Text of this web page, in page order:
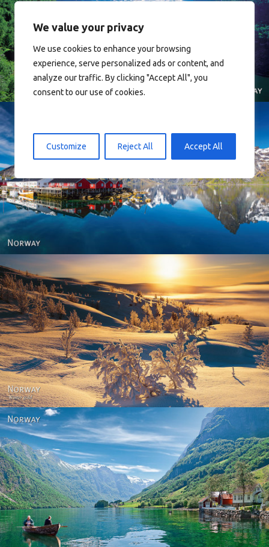
We value your privacy
We use cookies to enhance your browsing
experience, serve personalized ads or content, and
analyze our traffic. By clicking "Accept All", you
consent to our use of cookies.
Customize Reject All Accept All
Norway
Reine - Lofoten, Nord Norge. North Norway.
Norway - Winter gold
Norway